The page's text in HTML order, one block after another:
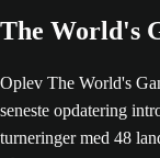
The World's
Oplev The World's
seneste opdatering
turneringer med 48